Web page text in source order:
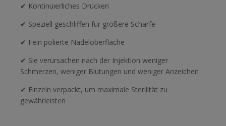
✔ Kontinuierliches Drücken
✔ Speziell geschliffen für größere Schärfe
✔ Fein polierte Nadeloberfläche
✔ Sie verursachen nach der Injektion weniger
Schmerzen, weniger Blutungen und weniger Anzeichen
✔ Einzeln verpackt, um maximale Sterilität zu
gewährleisten